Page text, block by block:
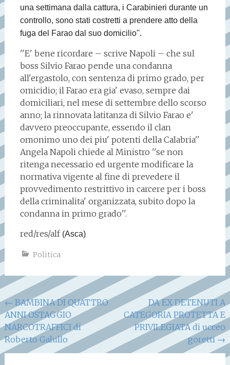
una settimana dalla cattura, i Carabinieri durante un
controllo, sono stati costretti a prendere atto della
fuga del Farao dal suo domicilio''.
''E' bene ricordare – scrive Napoli – che sul
boss Silvio Farao pende una condanna
all'ergastolo, con sentenza di primo grado, per
omicidio; il Farao era gia' evaso, sempre dai
domiciliari, nel mese di settembre dello scorso
anno; la rinnovata latitanza di Silvio Farao e'
davvero preoccupante, essendo il clan
omonimo uno dei piu' potenti della Calabria''
Angela Napoli chiede al Ministro ''se non
ritenga necessario ed urgente modificare la
normativa vigente al fine di prevedere il
provvedimento restrittivo in carcere per i boss
della criminalita' organizzata, subito dopo la
condanna in primo grado''.
red/res/alf (Asca)
Politica
Navigazione
articoli
← BAMBINA DI QUATTRO
ANNI OSTAGGIO
NARCOTRAFFICI di
Roberto Galullo
DA EX DETENUTI A
CATEGORIA PROTETTA E
PRIVILEGIATA di ucceo
goretti→